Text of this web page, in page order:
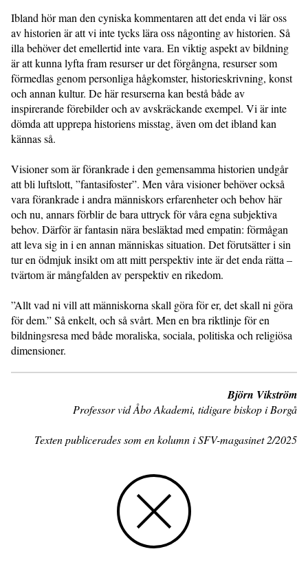
Ibland hör man den cyniska kommentaren att det enda vi lär oss
av historien är att vi inte tycks lära oss någonting av historien. Så
illa behöver det emellertid inte vara. En viktig aspekt av bildning
är att kunna lyfta fram resurser ur det förgångna, resurser som
förmedlas genom personliga hågkomster, historieskrivning, konst
och annan kultur. De här resurserna kan bestå både av
inspirerande förebilder och av avskräckande exempel. Vi är inte
dömda att upprepa historiens misstag, även om det ibland kan
kännas så.
Visioner som är förankrade i den gemensamma historien undgår
att bli luftslott, ”fantasifoster”. Men våra visioner behöver också
vara förankrade i andra människors erfarenheter och behov här
och nu, annars förblir de bara uttryck för våra egna subjektiva
behov. Därför är fantasin nära besläktad med empatin: förmågan
att leva sig in i en annan människas situation. Det förutsätter i sin
tur en ödmjuk insikt om att mitt perspektiv inte är det enda rätta –
tvärtom är mångfalden av perspektiv en rikedom.
”Allt vad ni vill att människorna skall göra för er, det skall ni göra
för dem.” Så enkelt, och så svårt. Men en bra riktlinje för en
bildningsresa med både moraliska, sociala, politiska och religiösa
dimensioner.
Björn Vikström
Professor vid Åbo Akademi, tidigare biskop i Borgå
Texten publicerades som en kolumn i SFV-magasinet 2/2025